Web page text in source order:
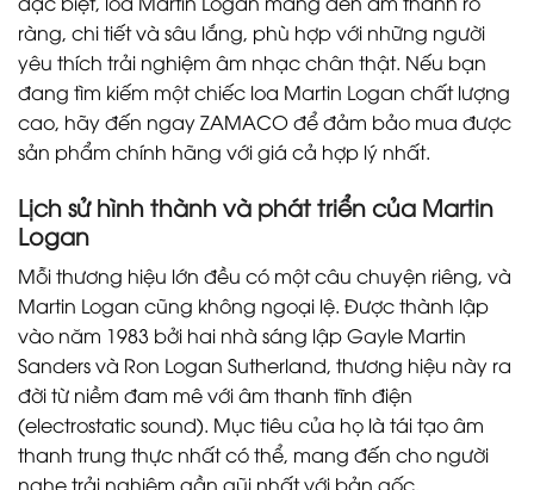
ràng, chi tiết và sâu lắng, phù hợp với những người
yêu thích trải nghiệm âm nhạc chân thật. Nếu bạn
đang tìm kiếm một chiếc loa Martin Logan chất lượng
cao, hãy đến ngay ZAMACO để đảm bảo mua được
sản phẩm chính hãng với giá cả hợp lý nhất.
Lịch sử hình thành và phát triển của Martin
Logan
Mỗi thương hiệu lớn đều có một câu chuyện riêng, và
Martin Logan cũng không ngoại lệ. Được thành lập
vào năm 1983 bởi hai nhà sáng lập Gayle Martin
Sanders và Ron Logan Sutherland, thương hiệu này ra
đời từ niềm đam mê với âm thanh tĩnh điện
(electrostatic sound). Mục tiêu của họ là tái tạo âm
thanh trung thực nhất có thể, mang đến cho người
nghe trải nghiệm gần gũi nhất với bản gốc.